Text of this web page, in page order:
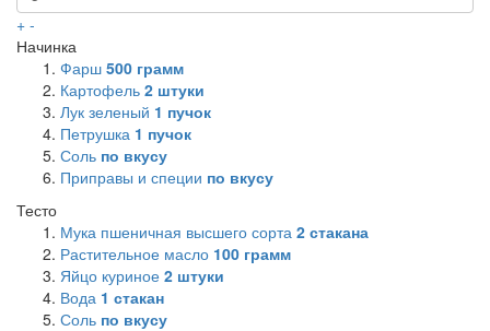
+ -
Начинка
Фарш 500 грамм
Картофель 2 штуки
Лук зеленый 1 пучок
Петрушка 1 пучок
Соль по вкусу
Приправы и специи по вкусу
Тесто
Мука пшеничная высшего сорта 2 стакана
Растительное масло 100 грамм
Яйцо куриное 2 штуки
Вода 1 стакан
Соль по вкусу